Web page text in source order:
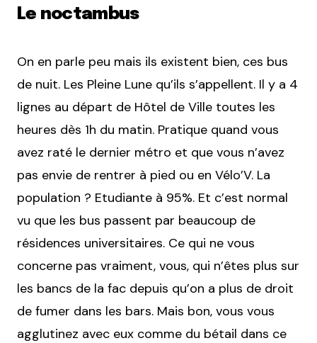
Le noctambus
On en parle peu mais ils existent bien, ces bus
de nuit. Les Pleine Lune qu’ils s’appellent. Il y a 4
lignes au départ de Hôtel de Ville toutes les
heures dès 1h du matin. Pratique quand vous
avez raté le dernier métro et que vous n’avez
pas envie de rentrer à pied ou en Vélo’V. La
population ? Etudiante à 95%. Et c’est normal
vu que les bus passent par beaucoup de
résidences universitaires. Ce qui ne vous
concerne pas vraiment, vous, qui n’êtes plus sur
les bancs de la fac depuis qu’on a plus de droit
de fumer dans les bars. Mais bon, vous vous
agglutinez avec eux comme du bétail dans ce